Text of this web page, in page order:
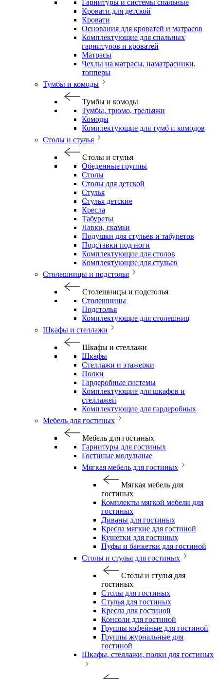
Гарнитуры и системы спальные
Кровати для детской
Кровати
Основания для кроватей и матрасов
Комплектующие для спальных
гарнитуров и кроватей
Матрасы
Чехлы на матрасы, наматрасники,
топперы
Тумбы и комоды
Тумбы и комоды
Тумбы, трюмо, трельяжи
Комоды
Комплектующие для тумб и комодов
Столы и стулья
Столы и стулья
Обеденные группы
Столы
Столы для детской
Стулья
Стулья детские
Кресла
Табуреты
Лавки, скамьи
Подушки для стульев и табуретов
Подставки под ноги
Комплектующие для столов
Комплектующие для стульев
Столешницы и подстолья
Столешницы и подстолья
Столешницы
Подстолья
Комплектующие для столешниц
Шкафы и стеллажи
Шкафы и стеллажи
Шкафы
Стеллажи и этажерки
Полки
Гардеробные системы
Комплектующие для шкафов и
стеллажей
Комплектующие для гардеробных
Мебель для гостиных
Мебель для гостиных
Гарнитуры для гостиных
Гостиные модульные
Мягкая мебель для гостиных
Мягкая мебель для
гостиных
Комплекты мягкой мебели для
гостиных
Диваны для гостиных
Кресла мягкие для гостиной
Кушетки для гостиных
Пуфы и банкетки для гостиной
Столы и стулья для гостиных
Столы и стулья для
гостиных
Столы для гостиных
Стулья для гостиных
Кресла для гостиной
Консоли для гостиной
Группы кофейные для гостиной
Группы журнальные для
гостиной
Шкафы, стеллажи, полки для гостиных